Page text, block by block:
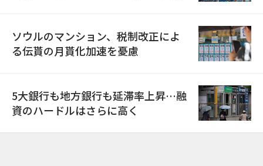
ソウルのマンション、税制改正によ
る伝貰の月貰化加速を憂慮
5大銀行も地方銀行も延滞率上昇…融
資のハードルはさらに高く